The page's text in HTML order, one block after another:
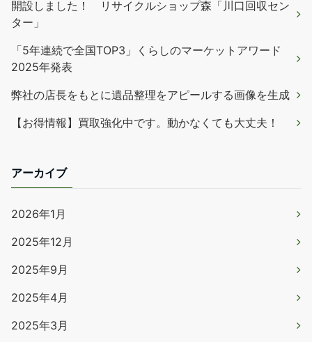
開設しました！ リサイクルショップ森「川口回収セン
ター」
「5年連続で全国TOP3」くらしのマーケットアワード
2025年発表
弊社の店長をもとに遺品整理をアピールする画像を生成
【お得情報】買取強化中です。動かなくても大丈夫！
アーカイブ
2026年1月
2025年12月
2025年9月
2025年4月
2025年3月